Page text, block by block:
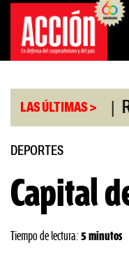
Saltar
contenido
LAS ÚLTIMAS >
|
DEPORTES
Capital
Tiempo de lectura: 5 minutos